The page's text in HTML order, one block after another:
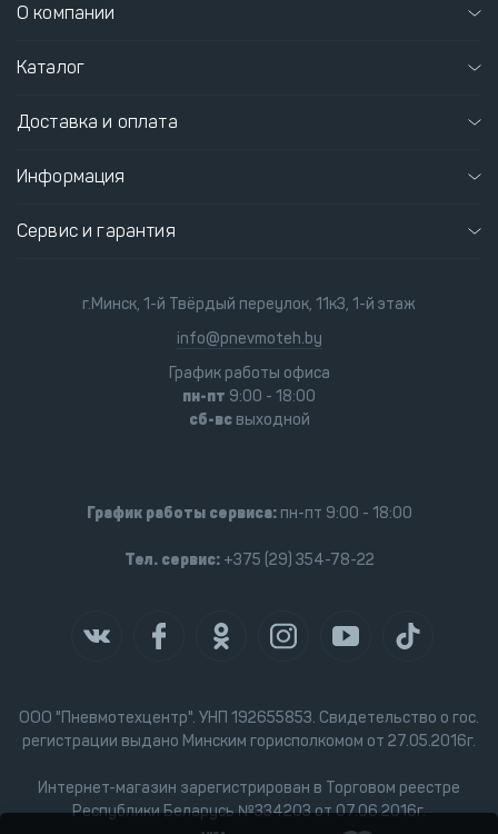
О компании
Каталог
Доставка и оплата
Информация
Сервис и гарантия
ООО "Пневмотехцентр". УНП 192655853. Свидетельство о гос.
регистрации выдано Минским горисполкомом от 27.05.2016г.
Интернет-магазин зарегистрирован в Торговом реестре
Республики Беларусь №334203 от 07.06.2016г.
г.Минск, 1-й Твёрдый переулок, 11к3, 1-й этаж
info@pnevmoteh.by
График работы офиса
пн-пт 9:00 - 18:00
сб-всвыходной
График работы сервиса:пн-пт 9:00 - 18:00
Тел. сервис:+375 (29) 354-78-22